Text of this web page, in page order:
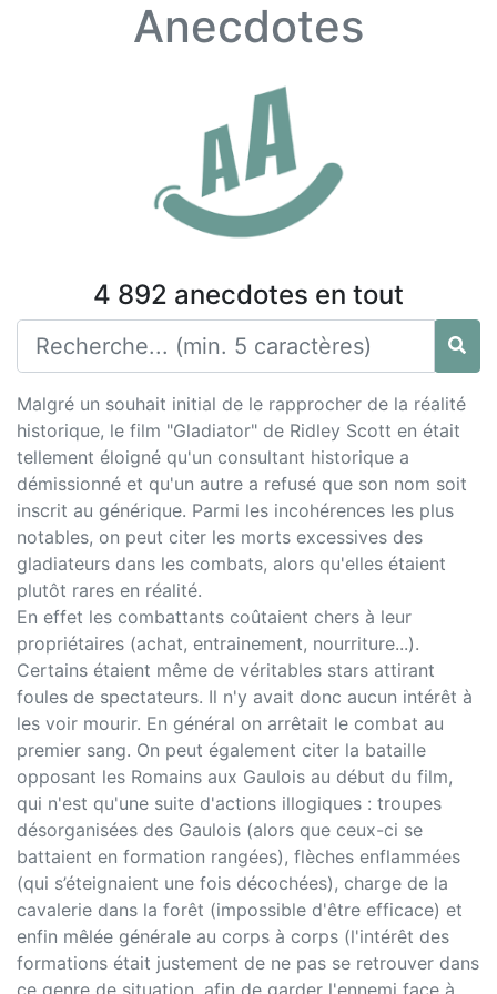
Anecdotes
4 892 anecdotes en tout
Malgré un souhait initial de le rapprocher de la réalité
historique, le film "Gladiator" de Ridley Scott en était
tellement éloigné qu'un consultant historique a
démissionné et qu'un autre a refusé que son nom soit
inscrit au générique. Parmi les incohérences les plus
notables, on peut citer les morts excessives des
gladiateurs dans les combats, alors qu'elles étaient
plutôt rares en réalité.
En effet les combattants coûtaient chers à leur
propriétaires (achat, entrainement, nourriture...).
Certains étaient même de véritables stars attirant
foules de spectateurs. Il n'y avait donc aucun intérêt à
les voir mourir. En général on arrêtait le combat au
premier sang. On peut également citer la bataille
opposant les Romains aux Gaulois au début du film,
qui n'est qu'une suite d'actions illogiques : troupes
désorganisées des Gaulois (alors que ceux-ci se
battaient en formation rangées), flèches enflammées
(qui s’éteignaient une fois décochées), charge de la
cavalerie dans la forêt (impossible d'être efficace) et
enfin mêlée générale au corps à corps (l'intérêt des
formations était justement de ne pas se retrouver dans
ce genre de situation, afin de garder l'ennemi face à